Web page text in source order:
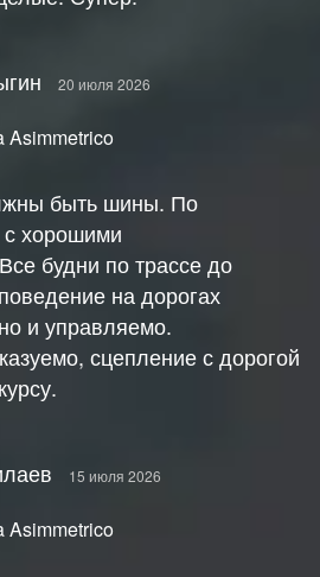
20 июля 2026
Asimmetrico
быть шины. По
хорошими
будни по трассе до
на дорогах
и управляемо.
сцепление с дорогой
15 июля 2026
Asimmetrico